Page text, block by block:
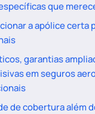
que
a apólice certa
garantias
em seguros
de cobertura além